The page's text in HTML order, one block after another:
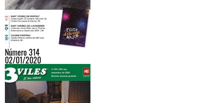
Número 314
02/01/2020